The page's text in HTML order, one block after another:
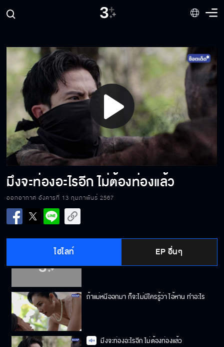
Play
Video
มึงจะท่องอะไรอีก ไม่ต้องท่องแล้ว
ออกอากาศ อังคารที่ 13 กุมภาพันธ์ 2567
ไฮไลท์ EP อื่นๆ
หลักฐานคาตาขนาดนี้ จับผู้กองกระทิง
สงสัยเหมือนกันใช่มั้ย บุหลันมาทำอะไรบ้านไอ้หาน
ผมชอบนะ ชอบจูบเมื่อคืน
ผู้หญิงอย่างเราถ้าอยากได้มันก็ต้องรุกๆ ให้จบไป
ถ้าแม่หนีออกมา ก็จะไม่มีใครรู้ว่า ไอ้หาน ทำอะไร
มึงจะท่องอะไรอีก ไม่ต้องท่องแล้ว